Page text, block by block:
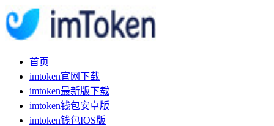
首页
imtoken官网下载
imtoken最新版下载
imtoken钱包安卓版
imtoken钱包IOS版